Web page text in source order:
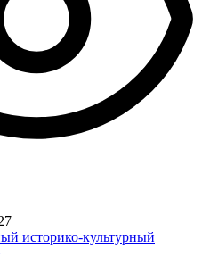
историко-культурный